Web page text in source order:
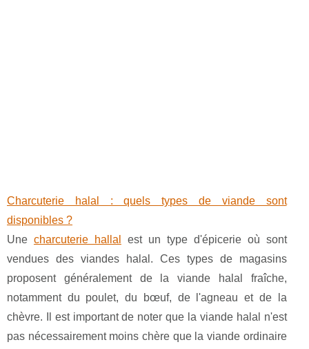
Charcuterie halal : quels types de viande sont
disponibles ?
Une charcuterie hallal
est un type d'épicerie où sont
vendues des viandes halal. Ces types de magasins
proposent généralement de la viande halal fraîche,
notamment du poulet, du bœuf, de l'agneau et de la
chèvre. Il est important de noter que la viande halal n'est
pas nécessairement moins chère que la viande ordinaire